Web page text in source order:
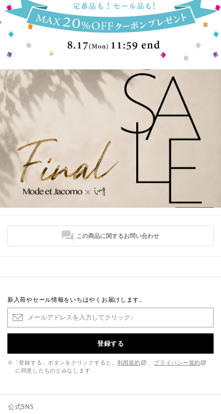
この商品に関するお問い合わせ
新入荷やセール情報をいちはやくお届けします。
登録する
※「登録する」ボタンをクリックすると、 利用規約
プライバシー規約
に同意したものとみなします
公式SNS